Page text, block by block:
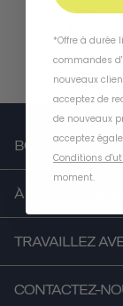
BOUTIQUE
À PROPOS DE
TRAVAILLEZ
CONTACTEZ-
*Offre à durée
commandes
nouveaux
acceptez de
de nouveaux
acceptez
Conditions
moment.